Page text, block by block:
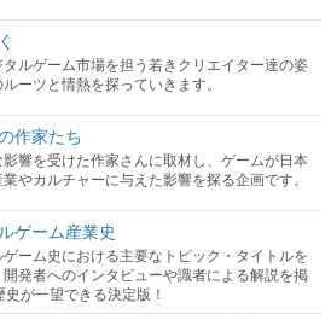
ルゲーム市場を担う若きクリエイター達の姿
ーツと情熱を探っていきます。
作家たち
響を受けた作家さんに取材し、ゲームが日本
やカルチャーに与えた影響を探る企画です。
ゲーム産業史
ーム史における主要なトピック・タイトルを
発者へのインタビューや識者による解説を掲
が一望できる決定版！